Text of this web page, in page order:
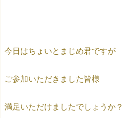
今日はちょいとまじめ君ですが
ご参加いただきました皆様
満足いただけましたでしょうか？